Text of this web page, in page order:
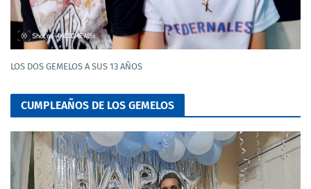
LOS DOS GEMELOS A SUS 13 AÑOS
CUMPLEAÑOS DE LOS GEMELOS